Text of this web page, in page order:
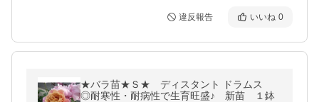
違反報告 いいね 0
★バラ苗★Ｓ★ ディスタント ドラムス
◎耐寒性・耐病性で生育旺盛♪ 新苗 １鉢